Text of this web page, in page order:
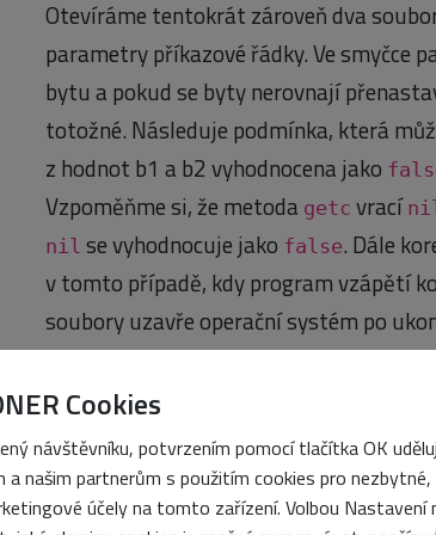
Cookies
návštěvníku, potvrzením pomocí tlačítka OK
a našim partnerům s použitím cookies pro
účely na tomto zařízení. Volbou Nastavení
Otevíráme tentokrát zároveň dva
parametry příkazové řádky. Ve smyčce
bytu a pokud se byty nerovnají
totožné. Následuje podmínka, která
z hodnot b1 a b2 vyhodnocena jako
Vzpoměňme si, že metoda getc vrací
nil se vyhodnocuje jako false. Dále
v tomto případě, kdy program vzápětí
soubory uzavře operační systém po
porovnání sama se sebou a s jiným
~$ ruby compare.rb compare.rb
compare.rb == compare.rb
~$ ruby compare.rb compare.rb